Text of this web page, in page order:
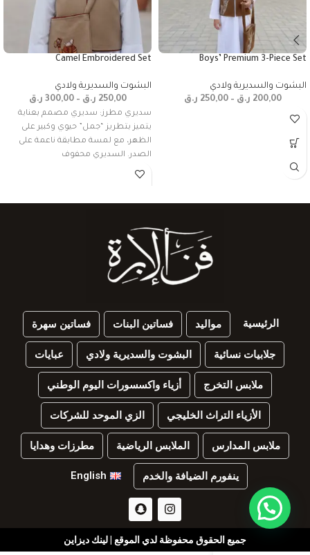
Boys’ Premium 3-Piece Set
البشوت والسديرية ولادي
200,00 ر.ق –
250,00 ر.ق
Camel Embroidered Set
البشوت والسديرية ولادي
250,00 ر.ق –
300,00 ر.ق
سديري مطرز: سديري مصمم بعناية
يتميز بتطريز “جمل” حيوي وكبير على
الظهر، مع لمسة مطابقة ناعمة على
الصدر. السديري محفوف
الرئيسية مواليد فساتين البنات فساتين سهرة
جلابيات نسائية البشوت والسديرية ولادي عبايات
ملابس التخرج أزياء واكسسورات اليوم الوطني
الأزياء التراث الخليجي الزي الموحد للشركات
ملابس المدارس الملابس الرياضية مطرزات وهدايا
ينفورم الضيافة والخدم English
جميع الحقوق محفوظة لدي الموقع | لينك ديزاين